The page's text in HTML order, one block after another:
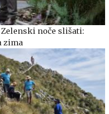
noče slišati:
zima